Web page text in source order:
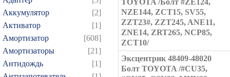
Аккумулятор
[2]
Активатор
[1]
Амортизатор
[608]
Амортизаторы
[21]
Антидождь
[1]
TOYOTA /Болт #ZE124,
NZE144, ZCT15, SV55,
ZZT23#, ZZT245, ANE11,
ZNE14, ZRT265, NCP85,
ZCT10/
Эксцентрик 48409-48020
Болт TOYOTA /#CU35,